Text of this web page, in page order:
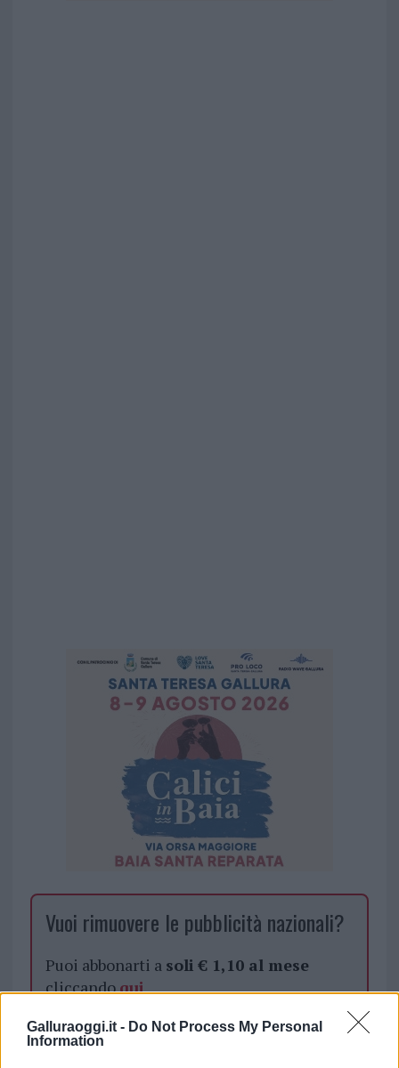
Galluraoggi.it - Do Not Process My Personal
Information
Vuoi rimuovere le pubblicità nazionali?
Puoi abbonarti a soli € 1,10 al mese
cliccandoqui
Sei già abbonato?